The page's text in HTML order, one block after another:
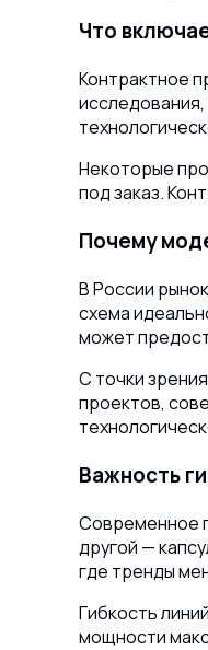
Что
Контрактное
Некоторые
под заказ.
Почему
В России
схема
может
С точки
проектов,
Важность
Современное
другой —
где тренды
Гибкость
мощности